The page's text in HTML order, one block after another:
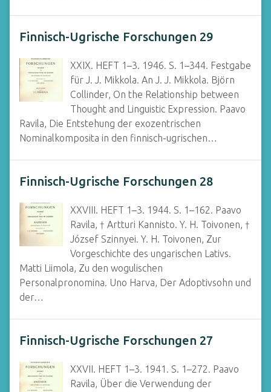
Finnisch-Ugrische Forschungen 29
XXIX. HEFT 1–3. 1946. S. 1–344. Festgabe
für J. J. Mikkola. An J. J. Mikkola. Björn
Collinder, On the Relationship between
Thought and Linguistic Expression. Paavo
Ravila, Die Entstehung der exozentrischen
Nominalkomposita in den finnisch-ugrischen…
Finnisch-Ugrische Forschungen 28
XXVIII. HEFT 1–3. 1944. S. 1–162. Paavo
Ravila, † Artturi Kannisto. Y. H. Toivonen, †
József Szinnyei. Y. H. Toivonen, Zur
Vorgeschichte des ungarischen Lativs.
Matti Liimola, Zu den wogulischen
Personalpronomina. Uno Harva, Der Adoptivsohn und
der…
Finnisch-Ugrische Forschungen 27
XXVII. HEFT 1–3. 1941. S. 1–272. Paavo
Ravila, Über die Verwendung der